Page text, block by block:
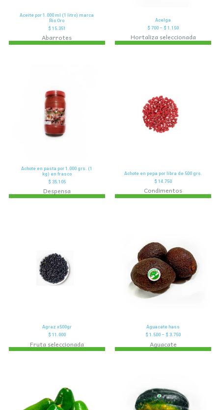
Aceite por 1.000 ml (1 litro) marca
Rio Oro
$15.351
Abarrotes
Acelga
$ 700 – $ 1.150
Hortaliza seleccionada
Achote en pasta por 1.000 grs. (1
kg) en frasco
$35.105
Despensa
Achote en pepa por libra de 500 grs.
$ 14.750
Condimentos
Agraz x500gr
$11.000
Fruta seleccionada
Aguacate hass
$ 1.500 – $ 3.750
Aguacate